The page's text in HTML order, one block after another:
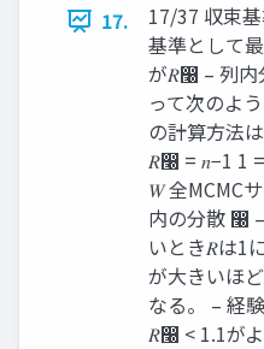
17.
17/37 収束
基準として
が𝑅෠ – 列内
って次のよ
の計算方法
𝑅෠ = 𝑛−1 1
𝑊 全MCMC
内の分散 ෠
いとき𝑅は1
が大きいほ
なる。 – 経
𝑅෠ < 1.1がよ